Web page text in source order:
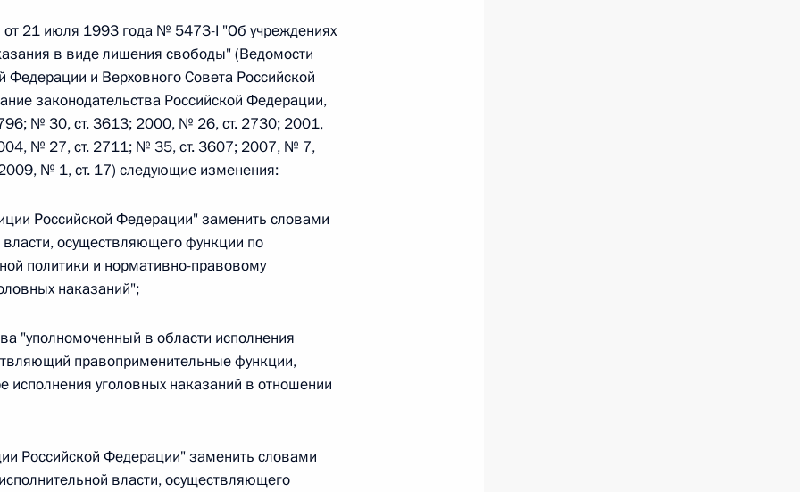
г. № 242-ФЗ
первой и статью 227–1 части второй Налогового
г. № 246-ФЗ
Федерации
г. № 268-ФЗ
«О пробации в Российской Федерации»
21 июля 1993 года № 5473-I "Об учреждениях
в виде лишения свободы" (Ведомости
Федерации и Верховного Совета Российской
законодательства Российской Федерации,
№ 30, ст. 3613; 2000, № 26, ст. 2730; 2001,
№ 27, ст. 2711; № 35, ст. 3607; 2007, № 7,
№ 1, ст. 17) следующие изменения:
Российской Федерации" заменить словами
осуществляющего функции по
политики и нормативно-правовому
наказаний";
"уполномоченный в области исполнения
правоприменительные функции,
исполнения уголовных наказаний в отношении
Российской Федерации" заменить словами
власти, осуществляющего